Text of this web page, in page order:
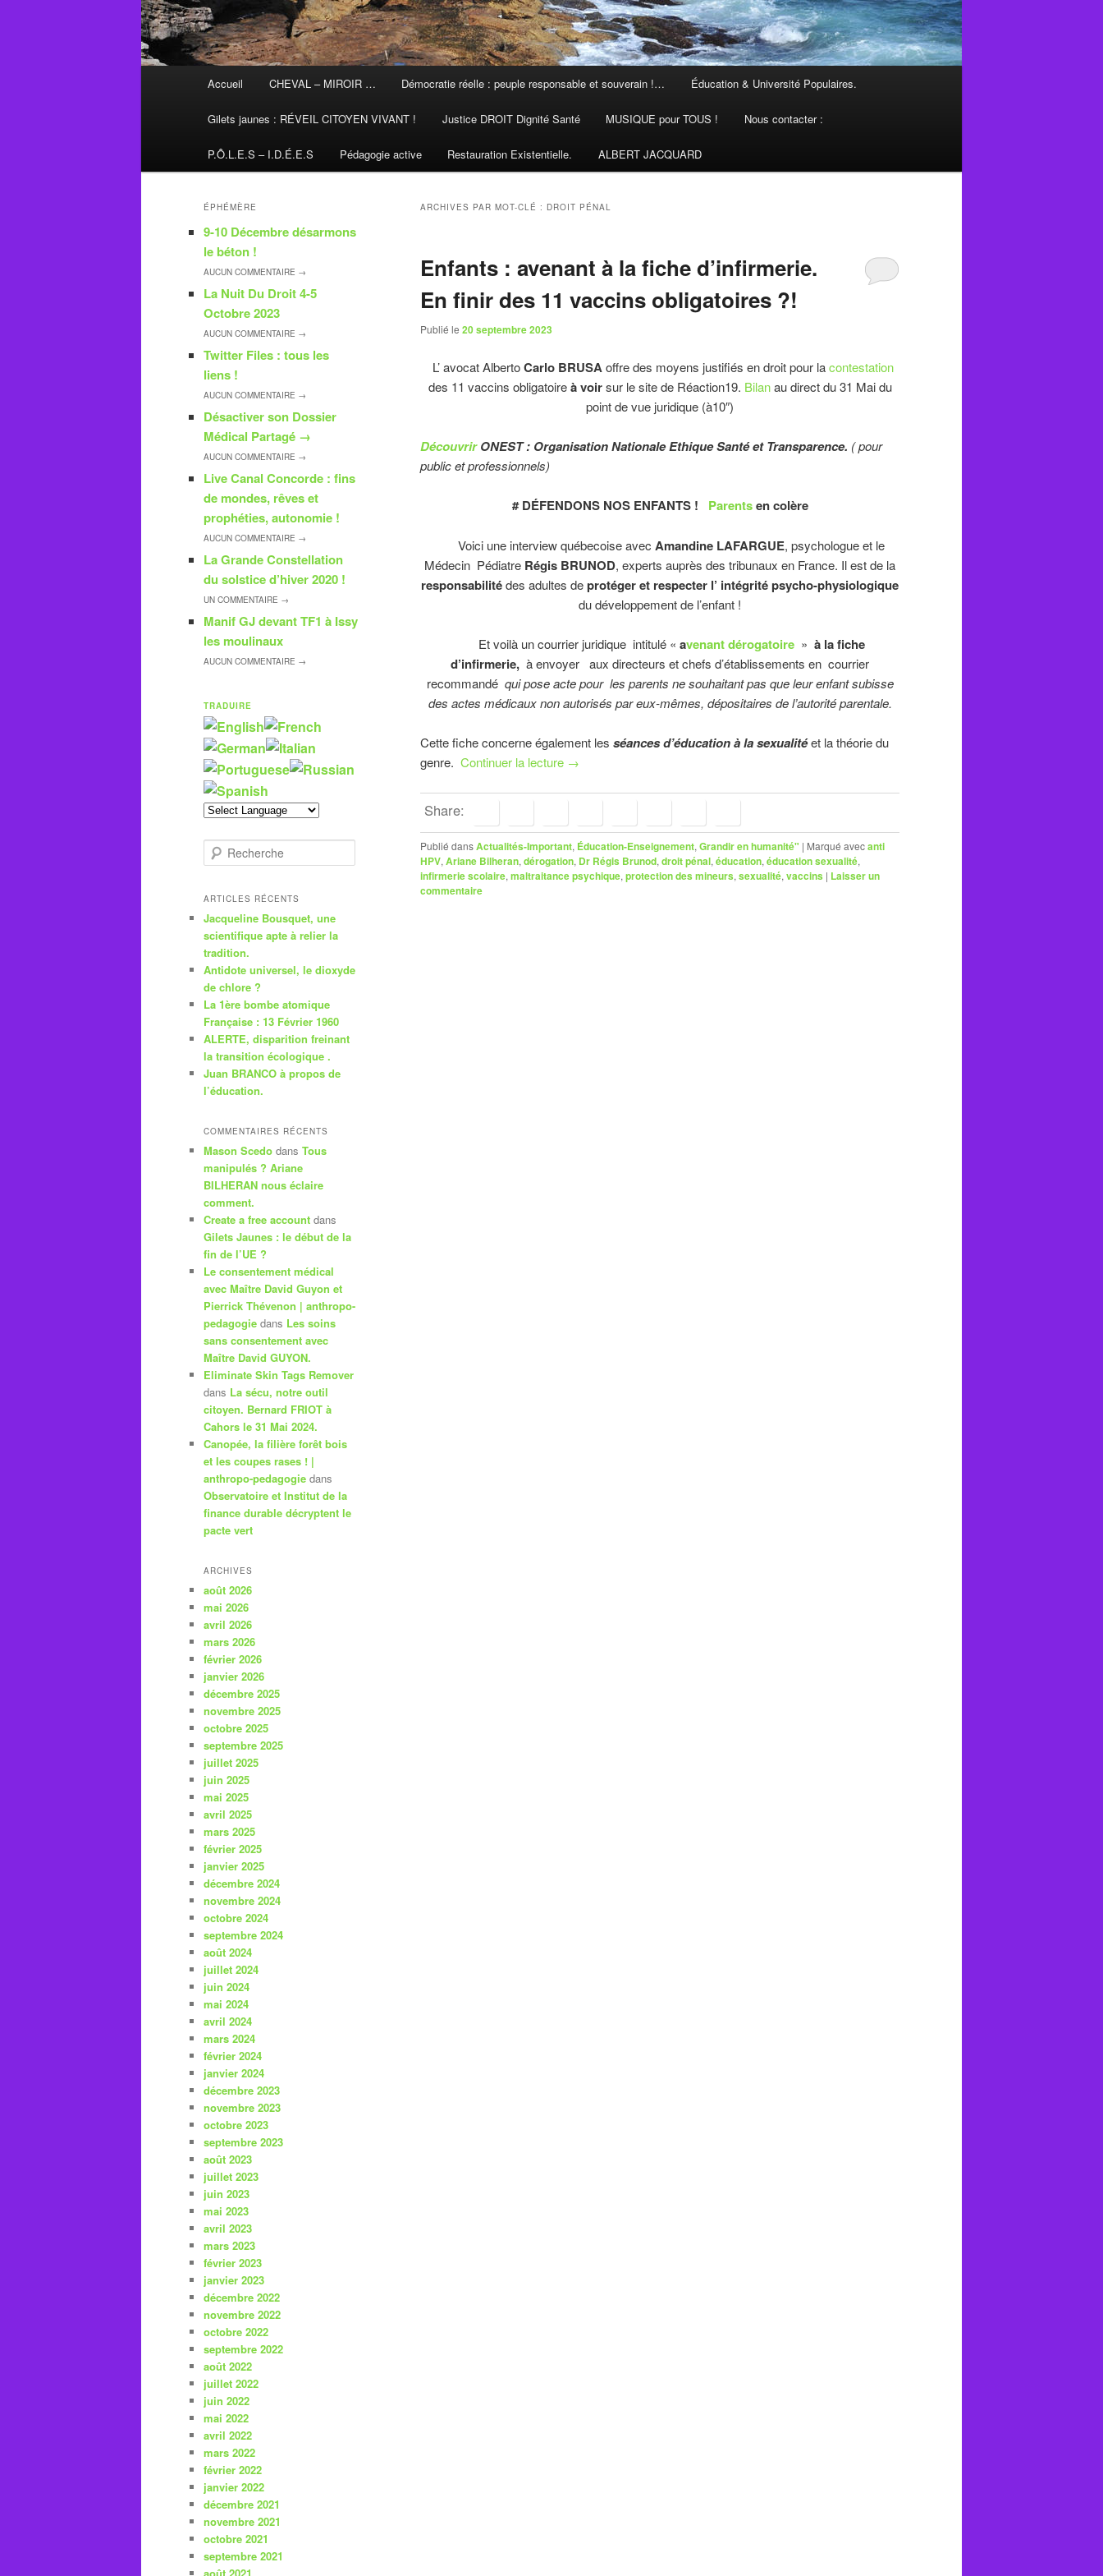
Accueil CHEVAL – MIROIR … Démocratie réelle : peuple responsable et souverain !… Éducation & Université Populaires.
Gilets jaunes : RÉVEIL CITOYEN VIVANT ! Justice DROIT Dignité Santé MUSIQUE pour TOUS ! Nous contacter :
P.Ô.L.E.S – I.D.É.E.S Pédagogie active Restauration Existentielle. ALBERT JACQUARD
ARCHIVES PAR MOT-CLÉ : DROIT PÉNAL
Enfants : avenant à la fiche d’infirmerie.
En finir des 11 vaccins obligatoires ?!
Publié le 20 septembre 2023
L’ avocat AlbertoCarlo BRUSAoffre des moyens justifiés en droit pour lacontestation
des 11 vaccins obligatoireà voirsur le site de Réaction19. Bilanau direct du 31 Mai du
point de vue juridique (à10″)
DécouvrirONEST : Organisation Nationale Ethique Santé et Transparence. ( pour
public et professionnels)
# DÉFENDONS NOS ENFANTS ! Parentsen colère
Voici une interview québecoise avec Amandine LAFARGUE, psychologue et le
Médecin Pédiatre Régis BRUNOD, experts auprès des tribunaux en France. Il est de la
responsabilitédes adultes deprotéger et respecter l’ intégrité psycho-physiologique
du développement de l’enfant !
Et voilà un courrier juridique intitulé « avenant dérogatoire» à la fiche
d’infirmerie, à envoyer aux directeurs et chefs d’établissements en courrier
recommandé qui pose acte pour les parents ne souhaitant pas que leur enfant subisse
des actes médicaux non autorisés par eux-mêmes, dépositaires de l’autorité parentale.
Cette fiche concerne également les séances d’éducation à la sexualitéet la théorie du
genre. Continuer la lecture →
Share:
Publié dansActualités-Important, Éducation-Enseignement, Grandir en humanité" | Marqué avecanti
HPV, Ariane Bilheran, dérogation, Dr Régis Brunod, droit pénal, éducation, éducation sexualité,
infirmerie scolaire, maltraitance psychique, protection des mineurs, sexualité, vaccins | Laisser un
commentaire
ÉPHÉMÈRE
9-10 Décembre désarmons
le béton !
AUCUN COMMENTAIRE →
La Nuit Du Droit 4-5
Octobre 2023
AUCUN COMMENTAIRE →
Twitter Files : tous les
liens !
AUCUN COMMENTAIRE →
Désactiver son Dossier
Médical Partagé →
AUCUN COMMENTAIRE →
Live Canal Concorde : fins
de mondes, rêves et
prophéties, autonomie !
AUCUN COMMENTAIRE →
La Grande Constellation
du solstice d’hiver 2020 !
UN COMMENTAIRE →
Manif GJ devant TF1 à Issy
les moulinaux
AUCUN COMMENTAIRE →
TRADUIRE
e
h
r
c
h
e
ARTICLES RÉCENTS
Jacqueline Bousquet, une
scientifique apte à relier la
tradition.
Antidote universel, le dioxyde
de chlore ?
La 1ère bombe atomique
Française : 13 Février 1960
ALERTE, disparition freinant
la transition écologique .
Juan BRANCO à propos de
l’éducation.
COMMENTAIRES RÉCENTS
Mason Scedo dans Tous
manipulés ? Ariane
BILHERAN nous éclaire
comment.
Create a free account dans
Gilets Jaunes : le début de la
fin de l’UE ?
Le consentement médical
avec Maître David Guyon et
Pierrick Thévenon | anthropo-
pedagogie dans Les soins
sans consentement avec
Maître David GUYON.
Eliminate Skin Tags Remover
dans La sécu, notre outil
citoyen. Bernard FRIOT à
Cahors le 31 Mai 2024.
Canopée, la filière forêt bois
et les coupes rases ! |
anthropo-pedagogie dans
Observatoire et Institut de la
finance durable décryptent le
pacte vert
ARCHIVES
août 2026
mai 2026
avril 2026
mars 2026
février 2026
janvier 2026
décembre 2025
novembre 2025
octobre 2025
septembre 2025
juillet 2025
juin 2025
mai 2025
avril 2025
mars 2025
février 2025
janvier 2025
décembre 2024
novembre 2024
octobre 2024
septembre 2024
août 2024
juillet 2024
juin 2024
mai 2024
avril 2024
mars 2024
février 2024
janvier 2024
décembre 2023
novembre 2023
octobre 2023
septembre 2023
août 2023
juillet 2023
juin 2023
mai 2023
avril 2023
mars 2023
février 2023
janvier 2023
décembre 2022
novembre 2022
octobre 2022
septembre 2022
août 2022
juillet 2022
juin 2022
mai 2022
avril 2022
mars 2022
février 2022
janvier 2022
décembre 2021
novembre 2021
octobre 2021
septembre 2021